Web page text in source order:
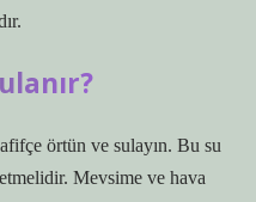
örtün ve sulayın. Bu su
Mevsime ve hava